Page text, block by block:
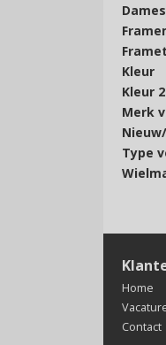
Kleur
Kleur 2
Merk
Type
Home
Contact